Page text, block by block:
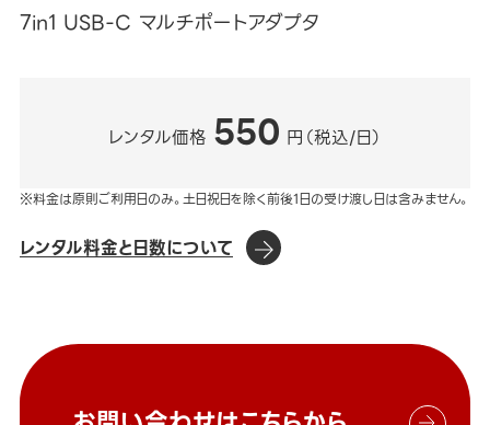
7in1 USB-C マルチポートアダプタ
レンタル価格 550 円（税込/日）
※料金は原則ご利用日のみ。土日祝日を除く前後1日の受け渡し日は含みません。
レンタル料金と日数について